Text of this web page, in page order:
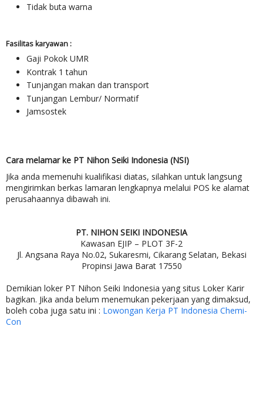
Tidak buta warna
Fasilitas karyawan :
Gaji Pokok UMR
Kontrak 1 tahun
Tunjangan makan dan transport
Tunjangan Lembur/ Normatif
Jamsostek
Cara melamar ke PT Nihon Seiki Indonesia (NSI)
Jika anda memenuhi kualifikasi diatas, silahkan untuk langsung
mengirimkan berkas lamaran lengkapnya melalui POS ke alamat
perusahaannya dibawah ini.
PT. NIHON SEIKI INDONESIA
Kawasan EJIP – PLOT 3F-2
Jl. Angsana Raya No.02, Sukaresmi, Cikarang Selatan, Bekasi
Propinsi Jawa Barat 17550
Demikian loker PT Nihon Seiki Indonesia yang situs Loker Karir
bagikan. Jika anda belum menemukan pekerjaan yang dimaksud,
boleh coba juga satu ini : Lowongan Kerja PT Indonesia Chemi-
Con